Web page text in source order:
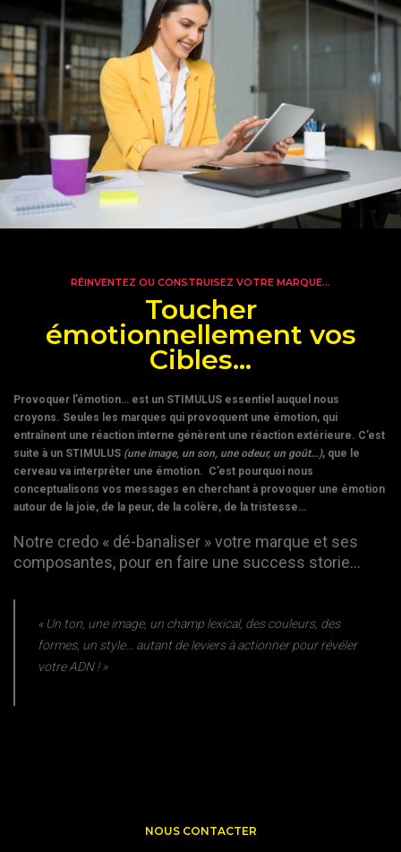
RÉINVENTEZ OU CONSTRUISEZ VOTRE MARQUE...
Toucher
émotionnellement vos
Cibles...
Provoquer l’émotion… est un STIMULUS essentiel auquel nous
croyons. Seules les marques qui provoquent une émotion, qui
entraînent une réaction interne génèrent une réaction extérieure. C’est
suite à un STIMULUS (une image, un son, une odeur, un goût…), que le
cerveau va interpréter une émotion. C’est pourquoi nous
conceptualisons vos messages en cherchant à provoquer une émotion
autour de la joie, de la peur, de la colère, de la tristesse…
Notre credo « dé-banaliser » votre marque et ses
composantes, pour en faire une success storie…
« Un ton, une image, un champ lexical, des couleurs, des
formes, un style… autant de leviers à actionner pour révéler
votre ADN ! »
NOUS CONTACTER